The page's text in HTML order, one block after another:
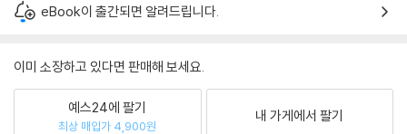
eBook이 출간되면 알려드립니다.
이미 소장하고 있다면 판매해 보세요.
예스24에 팔기
최상 매입가 4,900원
내 가게에서 팔기